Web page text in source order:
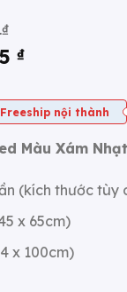
₫
giá:
1.512.000 ₫
đến
1.957.500 ₫
₫Khoảng
từ
1.134.000 ₫
đến
1.468.125 ₫
Freeship nội thành
Màu Xám
(kích thước tùy
x 65cm)
x 100cm)